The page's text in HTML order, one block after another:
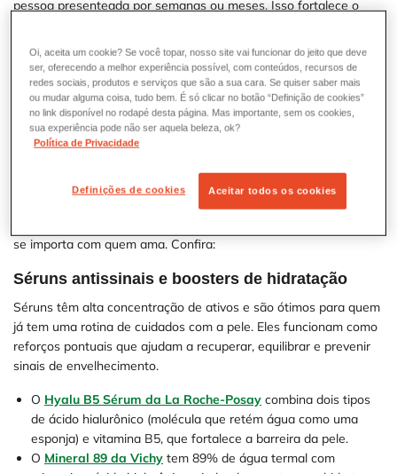
pessoa presenteada por semanas ou meses. Isso fortalece o
5 ideias de presente para surpreender quem você
ama
Umbom presente de Dia dos Namorados vai além da
guia, selecionamos opções que aliam cuidado, ciência e conexão
emocional. São ideias de presente dia dos namorados que
se importa com quem ama. Confira:
Séruns antissinais e boosters de hidratação
Séruns têm alta concentração de ativos e são ótimos para quem
já tem uma rotina de cuidados com a pele. Eles funcionam como
reforços pontuais que ajudam a recuperar, equilibrar e prevenir
sinais de envelhecimento.
O Hyalu B5 Sérum da La Roche-Posay combina dois tipos
de ácido hialurônico (molécula que retém água como uma
esponja) e vitamina B5, que fortalece a barreira da pele.
O Mineral 89 da Vichy tem 89% de água termal com
Oi, aceita um cookie? Se você topar, nosso site vai funcionar do jeito que deve
ser, oferecendo a melhor experiência possível, com conteúdos, recursos de
redes sociais, produtos e serviços que são a sua cara. Se quiser saber mais
ou mudar alguma coisa, tudo bem. É só clicar no botão “Definição de cookies”
no link disponível no rodapé desta página. Mas importante, sem os cookies,
sua experiência pode não ser aquela beleza, ok?
Política de Privacidade
Definições de cookies Aceitar todos os cookies